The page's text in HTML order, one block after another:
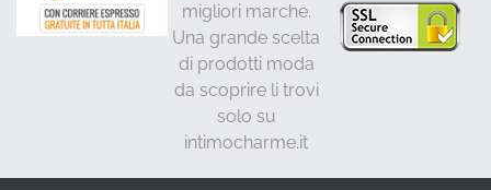
migliori marche.
Una grande scelta
di prodotti moda
da scoprire li trovi
solo su
intimocharme.it